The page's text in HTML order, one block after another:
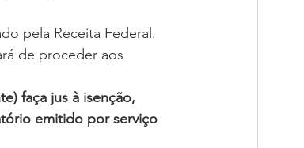
pela Receita Federal.
de proceder aos
faça jus à isenção,
emitido por serviço